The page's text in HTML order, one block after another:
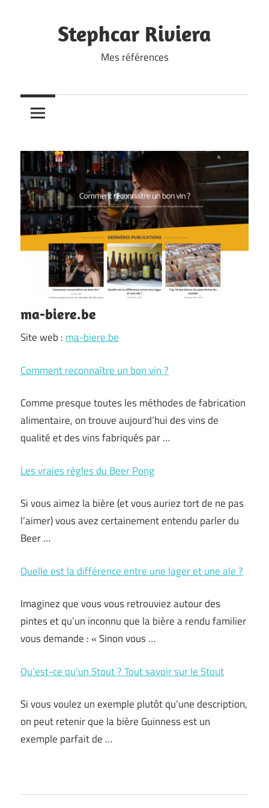
Stephcar Riviera
Mes références
ma-biere.be
Site web : ma-biere.be
Comment reconnaître un bon vin ?
Comme presque toutes les méthodes de fabrication
alimentaire, on trouve aujourd’hui des vins de
qualité et des vins fabriqués par …
Les vraies règles du Beer Pong
Si vous aimez la bière (et vous auriez tort de ne pas
l’aimer) vous avez certainement entendu parler du
Beer …
Quelle est la différence entre une lager et une ale ?
Imaginez que vous vous retrouviez autour des
pintes et qu’un inconnu que la bière a rendu familier
vous demande : « Sinon vous …
Qu’est-ce qu’un Stout ? Tout savoir sur le Stout
Si vous voulez un exemple plutôt qu’une description,
on peut retenir que la bière Guinness est un
exemple parfait de …